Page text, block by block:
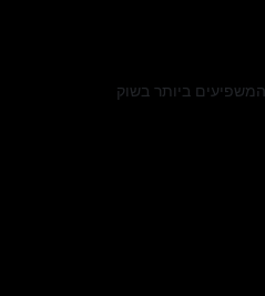
ביותר בשוק